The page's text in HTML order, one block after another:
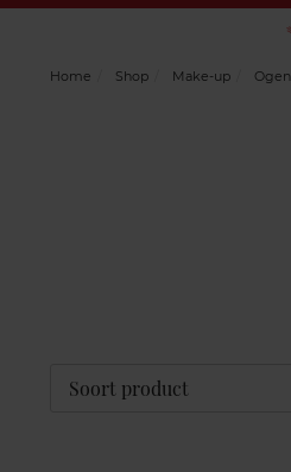
Home Shop Make-up Ogen
Soort product